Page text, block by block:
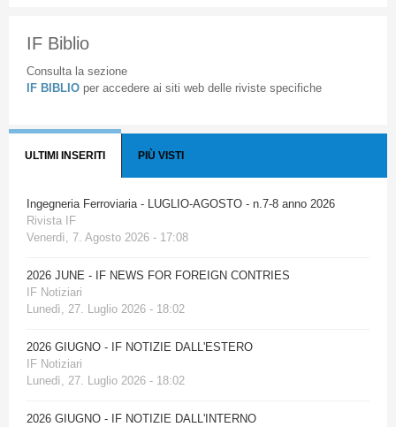
IF Biblio
Consulta la sezione
IF BIBLIO per accedere ai siti web delle riviste specifiche
ULTIMI INSERITI PIÙ VISTI
Ingegneria Ferroviaria - LUGLIO-AGOSTO - n.7-8 anno 2026
Rivista IF
Venerdì, 7. Agosto 2026 - 17:08
2026 JUNE - IF NEWS FOR FOREIGN CONTRIES
IF Notiziari
Lunedì, 27. Luglio 2026 - 18:02
2026 GIUGNO - IF NOTIZIE DALL'ESTERO
IF Notiziari
Lunedì, 27. Luglio 2026 - 18:02
2026 GIUGNO - IF NOTIZIE DALL'INTERNO